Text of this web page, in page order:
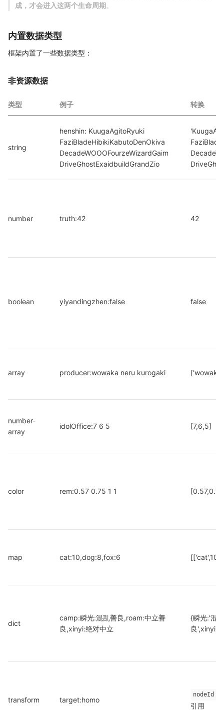
成，才会进入这两个生命周期。
内置数据类型
框架内置了一些数据类型：
非资源数据
类型 例子 转换
string
henshin: KuugaAgitoRyuki
FaziBladeHibikiKabutoDenOkiva
DecadeWOOOFourzeWizardGaim
DriveGhostExaidbuildGrandZio
number truth:42 42
boolean yiyandingzhen:false false
array producer:wowaka neru kurogaki
number-
array
idolOffice:7 6 5 [7,6,5]
color rem:0.57 0.75 1 1
map cat:10,dog:8,fox:6
dict
camp:瞬光:混乱善良,roam:中立善
良,xinyi:绝对中立
{瞬光:'混
良',xinyi:'
transform target:homo
nodeId
引用